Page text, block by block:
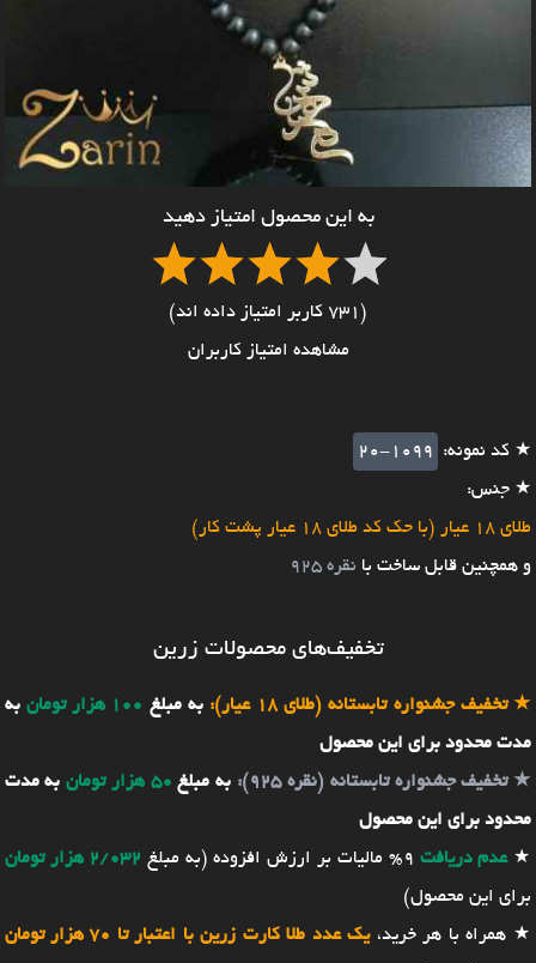
به این محصول امتیاز دهید
(731 کاربر امتیاز داده اند)
مشاهده امتیاز کاربران
★ کد نمونه:
20-1099
★ جنس:
طلای 18 عیار (با حک کد طلای 18 عیار پشت کار)
و همچنین قابل ساخت با نقره 925
تخفیف‌های محصولات زرین
★تخفیف جشنواره تابستانه (طلای 18 عیار): به مبلغ 100 هزار تومان
به
مدت محدود برای این محصول
★تخفیف جشنواره تابستانه (نقره 925): به مبلغ 50 هزار تومان
به مدت
محدود برای این محصول
★عدم دریافت 9% مالیات بر ارزش افزوده (به مبلغ
2/032 هزار تومان
برای این محصول)
★ همراه با هر خرید،یک عدد طلا کارت زرین با اعتبار تا 70 هزار تومان